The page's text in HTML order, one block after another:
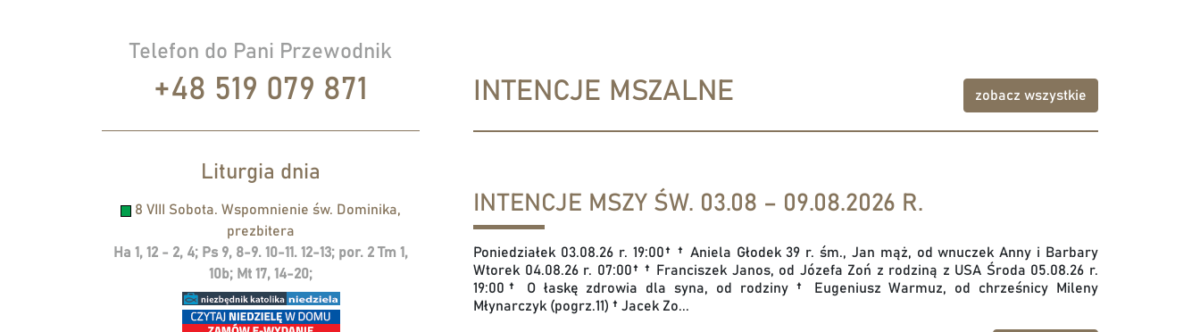
Telefon do Pani Przewodnik
+48 519 079 871
Liturgia dnia
8 VIII Sobota. Wspomnienie św. Dominika,
prezbitera
Ha 1, 12 - 2, 4; Ps 9, 8-9. 10-11. 12-13; por. 2 Tm 1,
10b; Mt 17, 14-20;
INTENCJE MSZALNE zobacz wszystkie
INTENCJE MSZY ŚW. 03.08 – 09.08.2026 R.
Poniedziałek 03.08.26 r. 19:00† † Aniela Głodek 39 r. śm., Jan mąż, od wnuczek Anny i Barbary
Wtorek 04.08.26 r. 07:00† † Franciszek Janos, od Józefa Zoń z rodziną z USA Środa 05.08.26 r.
19:00† O łaskę zdrowia dla syna, od rodziny † Eugeniusz Warmuz, od chrześnicy Mileny
Młynarczyk (pogrz.11) † Jacek Zo...